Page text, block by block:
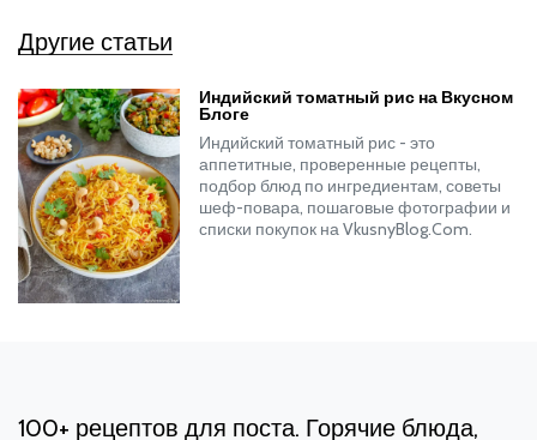
Другие статьи
Индийский томатный рис на Вкусном
Блоге
Индийский томатный рис - это
аппетитные, проверенные рецепты,
подбор блюд по ингредиентам, советы
шеф-повара, пошаговые фотографии и
списки покупок на VkusnyBlog.Com.
100+ рецептов для поста. Горячие блюда,